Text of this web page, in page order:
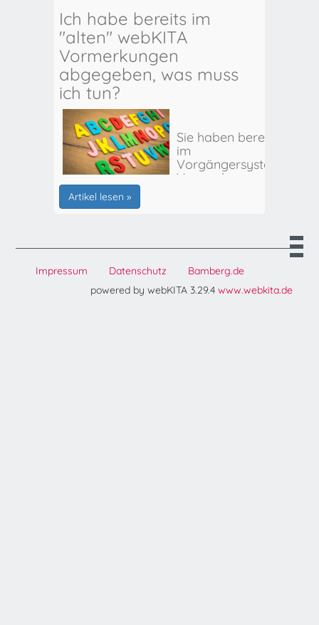
Ich habe bereits im
"alten" webKITA
Vormerkungen
abgegeben, was muss
ich tun?
Sie haben bereits
im
Vorgängersystem
Vormerkungen
Artikel lesen »
Impressum Datenschutz
Bamberg.de
powered by webKITA 3.29.4 www.webkita.de